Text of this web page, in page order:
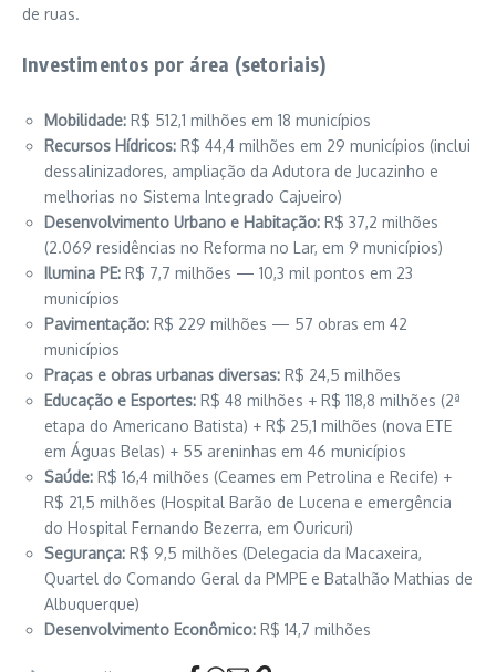
de ruas.
Investimentos por área (setoriais)
Mobilidade: R$ 512,1 milhões em 18 municípios
Recursos Hídricos: R$ 44,4 milhões em 29 municípios (inclui
dessalinizadores, ampliação da Adutora de Jucazinho e
melhorias no Sistema Integrado Cajueiro)
Desenvolvimento Urbano e Habitação: R$ 37,2 milhões
(2.069 residências no Reforma no Lar, em 9 municípios)
Ilumina PE: R$ 7,7 milhões — 10,3 mil pontos em 23
municípios
Pavimentação: R$ 229 milhões — 57 obras em 42
municípios
Praças e obras urbanas diversas: R$ 24,5 milhões
Educação e Esportes: R$ 48 milhões + R$ 118,8 milhões (2ª
etapa do Americano Batista) + R$ 25,1 milhões (nova ETE
em Águas Belas) + 55 areninhas em 46 municípios
Saúde: R$ 16,4 milhões (Ceames em Petrolina e Recife) +
R$ 21,5 milhões (Hospital Barão de Lucena e emergência
do Hospital Fernando Bezerra, em Ouricuri)
Segurança: R$ 9,5 milhões (Delegacia da Macaxeira,
Quartel do Comando Geral da PMPE e Batalhão Mathias de
Albuquerque)
Desenvolvimento Econômico: R$ 14,7 milhões